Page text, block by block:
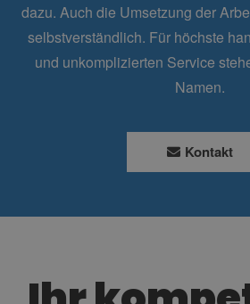
dazu. Auch die Umsetzung der
selbstverständlich. Für höchste
und unkomplizierten Service
Namen.
Kontakt